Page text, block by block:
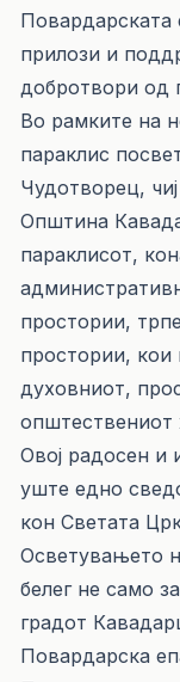
Повардарската
прилози и
добротвори од
Во рамките на
параклис
Чудотворец,
Општина
параклисот,
простории,
простории, кои
духовниот,
Овој радосен и
уште едно
кон Светата
Осветувањето
белег не само
градот
Повардарска